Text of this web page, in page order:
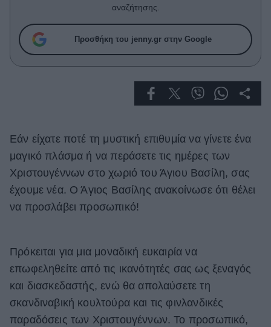
Ask the Guru
Success Stories
Cooking
Green
Αφιερώματα
ΒΟΞ
Χωρίς Ταμπέλες
αναζήτησης.
Προσθήκη του jenny.gr στην Google
Εάν είχατε ποτέ τη μυστική επιθυμία να γίνετε ένα
μαγικό πλάσμα ή να περάσετε τις ημέρες των
Χριστουγέννων στο χωριό του Άγιου Βασίλη, σας
έχουμε νέα. Ο Άγιος Βασίλης ανακοίνωσε ότι θέλει
να προσλάβει προσωπικό!
Πρόκειται για μια μοναδική ευκαιρία να
επωφεληθείτε από τις ικανότητές σας ως ξεναγός
και διασκεδαστής, ενώ θα απολαύσετε τη
σκανδιναβική κουλτούρα και τις φινλανδικές
παραδόσεις των Χριστουγέννων. Το προσωπικό,